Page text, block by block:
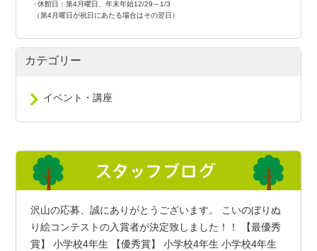
●休館日：第4月曜日、年末年始12/29～1/3
（第4月曜日が祝日にあたる場合はその翌日）
カテゴリー
イベント・講座
沢山の応募、誠にありがとうございます。 こいのぼりぬ
り絵コンテストの入賞者が決定致しました！！ 【最優秀
賞】 小学校4年生 【優秀賞】 小学校4年生 小学校4年生